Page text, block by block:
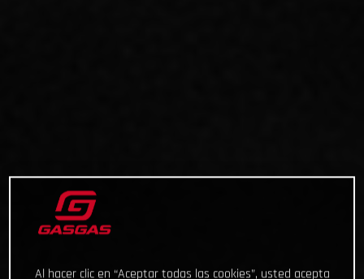
Al hacer clic en “Aceptar todas las cookies”, usted acepta